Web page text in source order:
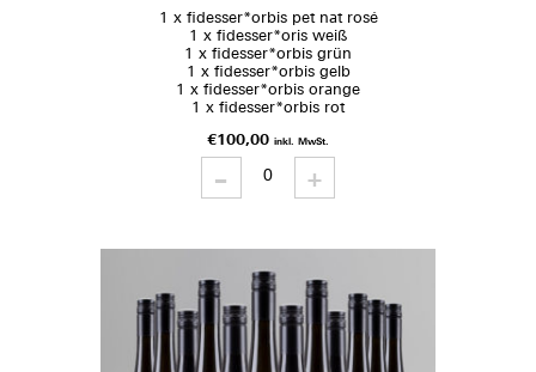
1 x fidesser*orbis pet nat rosé
1 x fidesser*oris weiß
1 x fidesser*orbis grün
1 x fidesser*orbis gelb
1 x fidesser*orbis orange
1 x fidesser*orbis rot
€100,00 inkl. MwSt.
-
fidesser*orbis
quantity+